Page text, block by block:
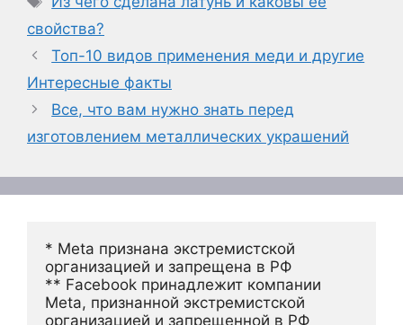
свойства?
Топ-10 видов применения меди и другие
Интересные факты
Все, что вам нужно знать перед
изготовлением металлических украшений
* Meta признана экстремистской
организацией и запрещена в РФ
** Facebook принадлежит компании
Meta, признанной экстремистской
организацией и запрещенной в РФ